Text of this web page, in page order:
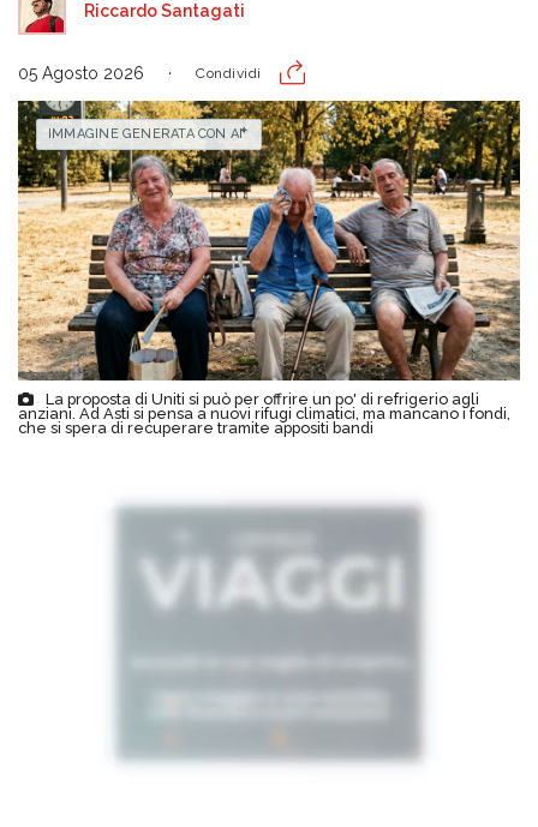
Riccardo Santagati
05 Agosto 2026 Condividi
La proposta di Uniti si può per offrire un po' di refrigerio agli
anziani. Ad Asti si pensa a nuovi rifugi climatici, ma mancano i fondi,
che si spera di recuperare tramite appositi bandi
IMMAGINE GENERATA CON AI